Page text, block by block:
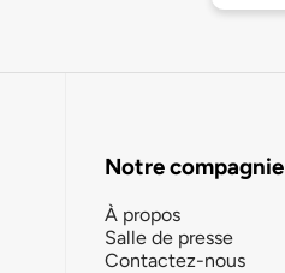
Notre compagnie
À propos
Salle de presse
Contactez-nous